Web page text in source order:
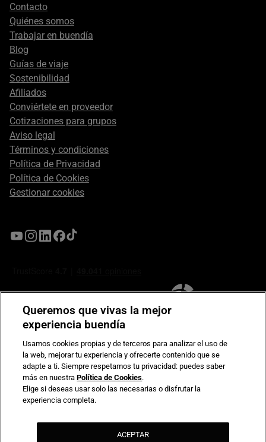
Footer
secondary
Contacto
Quiénes somos
Trabajar en buendía
Blog
Guías de viaje
Sostenibilidad
Afiliados
Conviértete en proveedor
Cotizaciones para grupos
Aviso legal
Términos y condiciones
Política de Privacidad
Política de Cookies
Gestionar cookies
Compromiso de seguridad en pagos electrónicos
Queremos que vivas la mejor
experiencia buendía
Usamos cookies propias y de terceros para analizar el uso de
la web, mejorar tu experiencia y ofrecerte contenido que se
adapte a ti. Siempre respetamos tu privacidad: puedes saber
más en nuestraPolítica de Cookies.
Elige si deseas usar solo las necesarias o disfrutar la
experiencia completa.
ACEPTAR